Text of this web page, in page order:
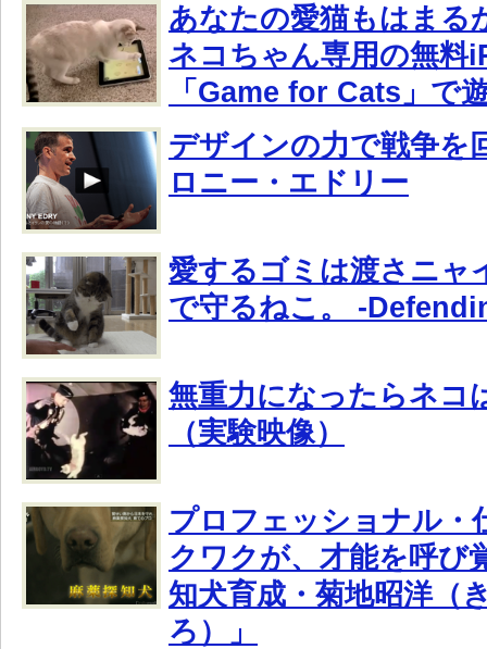
あなたの愛猫もはまる
ネコちゃん専用の無料
「Game for Cats」で
デザインの力で戦争を
ロニー・エドリー
愛するゴミは渡さニャ
で守るねこ。 -
無重力になったらネコ
（実験映像）
プロフェッショナル・
クワクが、才能を呼び
知犬育成・菊地昭洋（
ろ）」